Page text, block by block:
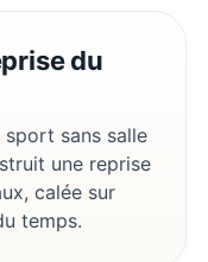
du
sans salle
une reprise
calée sur
temps.